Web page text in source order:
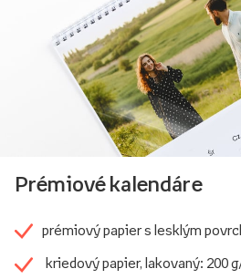
Prémiové kalendáre
prémiový papier s lesklým
kriedový papier, lakovaný: 200